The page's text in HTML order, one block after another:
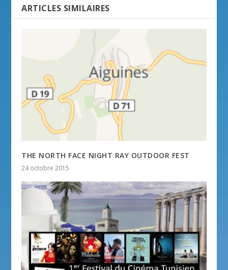
ARTICLES SIMILAIRES
THE NORTH FACE NIGHT RAY OUTDOOR FEST
24 octobre 2015